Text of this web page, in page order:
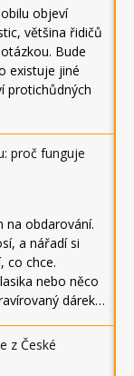
objeví
většina řidičů
Bude
existuje jiné
protichůdných
proč funguje
na obdarování.
a nářadí si
co chce.
nebo něco
dárek…
z České